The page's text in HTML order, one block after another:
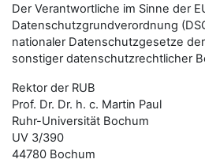
Der Verantwortliche im Sinne der
Datenschutzgrundverordnung
nationaler Datenschutzgesetze
sonstiger datenschutzrechtlicher
Rektor der RUB
Prof. Dr. Dr. h. c. Martin Paul
Ruhr-Universität Bochum
UV 3/390
44780 Bochum